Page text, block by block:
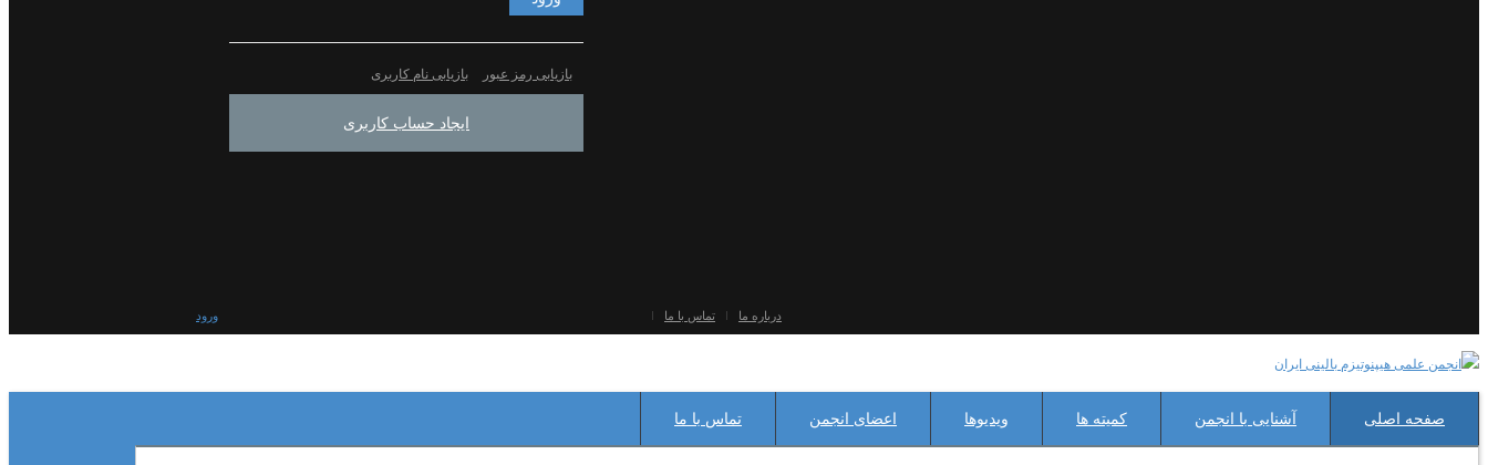
درباره ما تماس با ما
بازیابی رمز عبور بازیابی نام کاربری
ایجاد حساب کاربری
ورود
صفحه اصلی آشنایی با انجمن کمیته ها ویدیوها اعضای انجمن تماس با ما